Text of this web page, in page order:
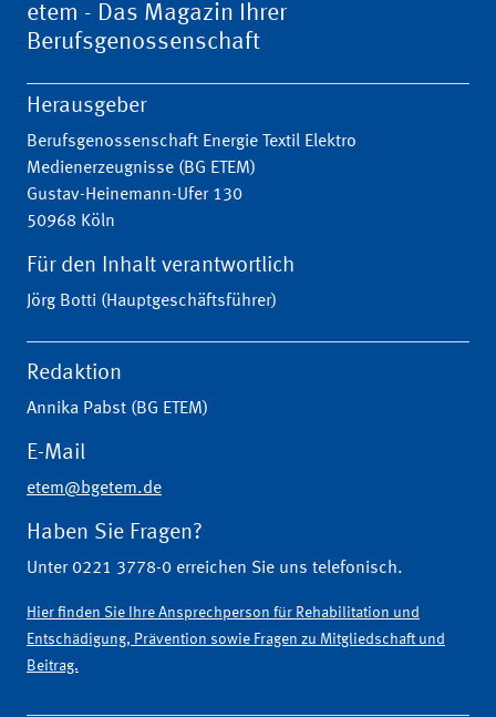
etem - Das Magazin Ihrer
Berufsgenossenschaft
Herausgeber
Berufsgenossenschaft Energie Textil Elektro
Medienerzeugnisse (BG ETEM)
Gustav-Heinemann-Ufer 130
50968 Köln
Für den Inhalt verantwortlich
Jörg Botti (Hauptgeschäftsführer)
Redaktion
Annika Pabst (BG ETEM)
E-Mail
etem@bgetem.de
Haben Sie Fragen?
Unter 0221 3778-0 erreichen Sie uns telefonisch.
Hier finden Sie Ihre Ansprechperson für Rehabilitation und
Entschädigung, Prävention sowie Fragen zu Mitgliedschaft und
Beitrag.